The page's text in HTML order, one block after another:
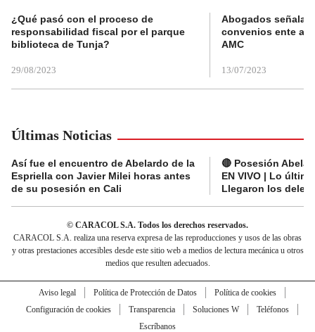
¿Qué pasó con el proceso de
responsabilidad fiscal por el parque
biblioteca de Tunja?
29/08/2023
Abogados
convenios ente
AMC
13/07/2023
Últimas Noticias
Así fue el encuentro de Abelardo de la
Espriella con Javier Milei horas antes
de su posesión en Cali
🔴 Posesión
EN VIVO | Lo
Llegaron los
© CARACOL S.A. Todos los derechos reservados.
CARACOL S.A. realiza una reserva expresa de las reproducciones y usos de las obras
y otras prestaciones accesibles desde este sitio web a medios de lectura mecánica u otros
medios que resulten adecuados.
Aviso legal Política de Protección de Datos
Política de cookies
Configuración de cookies
Transparencia Soluciones W
Teléfonos
Escríbanos